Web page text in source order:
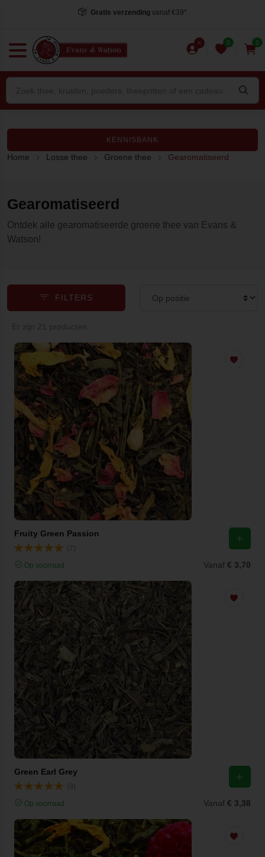
Gratis verzending vanaf €39*
0 0
KENNISBANK
Home Losse thee Groene thee Gearomatiseerd
Gearomatiseerd
Ontdek alle gearomatiseerde groene thee van Evans &
Watson!
FILTERS
Fruity Green Passion
Op voorraad Vanaf € 3,70
Green Earl Grey
Op voorraad Vanaf € 3,38